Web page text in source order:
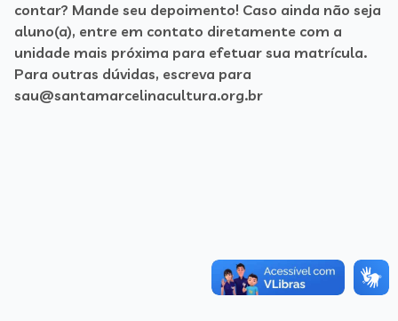
contar? Mande seu depoimento! Caso ainda não seja
aluno(a), entre em contato diretamente com a
unidade mais próxima para efetuar sua matrícula.
Para outras dúvidas, escreva para
sau@santamarcelinacultura.org.br